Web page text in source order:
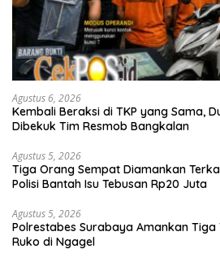
Agustus 6, 2026
Kembali Beraksi di TKP yang Sama,
Dibekuk Tim Resmob Bangkalan
Agustus 5, 2026
Tiga Orang Sempat Diamankan
Polisi Bantah Isu Tebusan Rp20 Juta
Agustus 5, 2026
Polrestabes Surabaya Amankan
Ruko di Ngagel